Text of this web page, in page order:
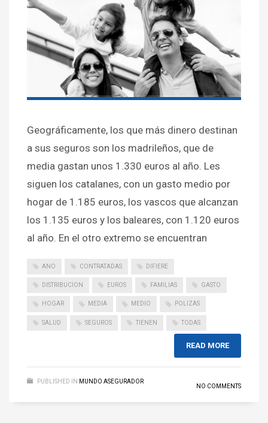
Geográficamente, los que más dinero destinan
a sus seguros son los madrileños, que de
media gastan unos 1.330 euros al año. Les
siguen los catalanes, con un gasto medio por
hogar de 1.185 euros, los vascos que alcanzan
los 1.135 euros y los baleares, con 1.120 euros
al año. En el otro extremo se encuentran
ANO CONTRATADAS DIFIERE
DISTRIBUCION EUROS FAMILIAS GASTO
HOGAR MEDIA MEDIO POLIZAS
SALUD SEGUROS TIENEN TODAS
READ MORE
PUBLISHED IN MUNDO ASEGURADOR
NO COMMENTS